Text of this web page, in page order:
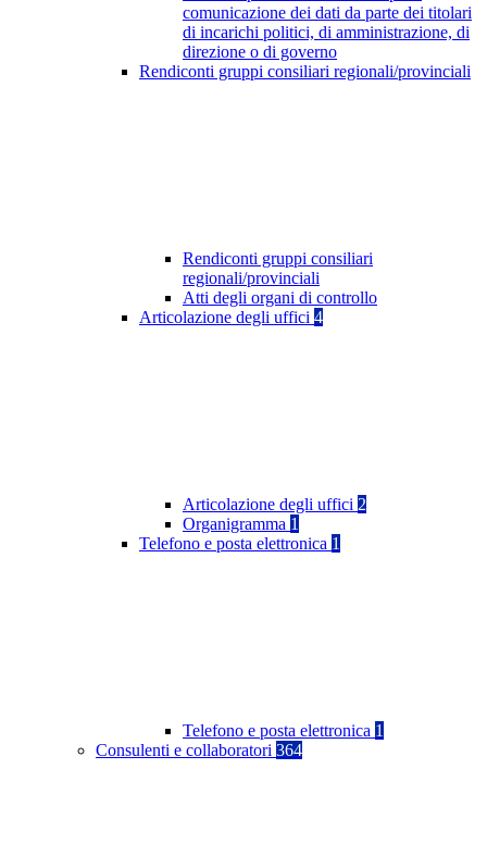
comunicazione dei dati da parte dei titolari
di incarichi politici, di amministrazione, di
direzione o di governo
Rendiconti gruppi consiliari regionali/provinciali
Rendiconti gruppi consiliari
regionali/provinciali
Atti degli organi di controllo
Articolazione degli uffici 4
Articolazione degli uffici 2
Organigramma 1
Telefono e posta elettronica 1
Telefono e posta elettronica 1
Consulenti e collaboratori 364